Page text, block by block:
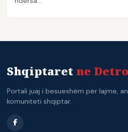
Shqiptaret ne
Portali juaj i besueshëm për lajme,
komuniteti shqiptar.